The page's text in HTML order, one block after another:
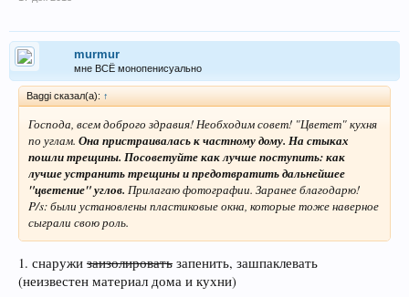
murmur
мне ВСЁ монопенисуально
Baggi сказал(а): ↑
Господа, всем доброго здравия! Необходим совет! "Цветет" кухня
по углам. Она пристраивалась к частному дому. На стыках
пошли трещины. Посоветуйте как лучше поступить: как
лучше устранить трещины и предотвратить дальнейшее
"цветение" углов. Прилагаю фотографии. Заранее благодарю!
P/s: были установлены пластиковые окна, которые тоже наверное
сыграли свою роль.
1. снаружи заизолировать запенить, зашпаклевать
(неизвестен материал дома и кухни)